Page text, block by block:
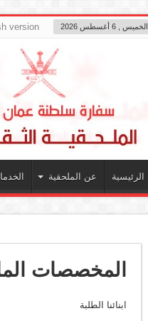
الخميس , 6 أغسطس 2026 version
الرئيسية عن الملحقية
المخصصات
ابنائنا الطلبة